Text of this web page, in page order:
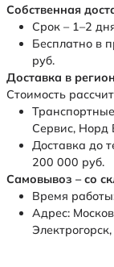
Собственная
Срок – 1–2
Бесплатно в
руб.
Доставка в
Стоимость
Сервис, Норд
Доставка до
200 000 руб.
Самовывоз – со
Время
Адрес: